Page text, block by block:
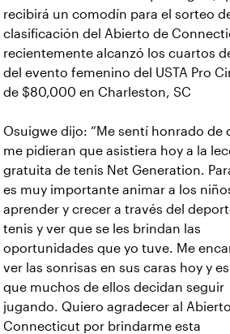
recibirá un comodín para el sorteo
clasificación del Abierto de
recientemente alcanzó los cuartos
del evento femenino del USTA Pro
de $80,000 en Charleston, SC
Osuigwe dijo: “Me sentí honrado de
me pidieran que asistiera hoy a la
gratuita de tenis Net Generation.
es muy importante animar a los
aprender y crecer a través del
tenis y ver que se les brindan las
oportunidades que yo tuve. Me
ver las sonrisas en sus caras hoy y
que muchos de ellos decidan seguir
jugando. Quiero agradecer al
Connecticut por brindarme esta